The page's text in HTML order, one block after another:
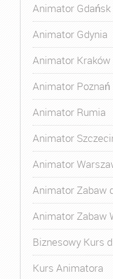
Animator Gdańsk
Animator Gdynia
Animator Kraków
Animator Poznań
Animator Rumia
Animator
Animator
Animator Zabaw
Animator Zabaw
Biznesowy Kurs
Kurs Animatora